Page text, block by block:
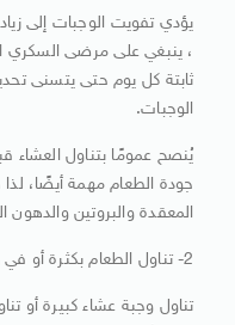
يؤدي تفويت الوجبات إلى
، ينبغي على مرضى السكري
ثابتة كل يوم حتى يتسنى
الوجبات.
يُنصح عمومًا بتناول العشاء
جودة الطعام مهمة أيضًا،
المعقدة والبروتين والدهون
2- تناول الطعام بكثرة أو في وقت متأخر جداً
تناول وجبة عشاء كبيرة أو